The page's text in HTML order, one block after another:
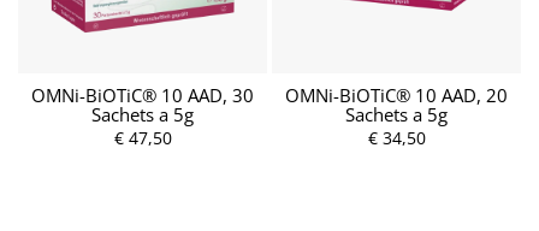
OMNi-BiOTiC® 10 AAD, 30
Sachets a 5g
€ 47,50
OMNi-BiOTiC® 10 AAD, 20
Sachets a 5g
€ 34,50